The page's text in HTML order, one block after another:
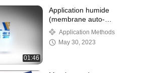
01:46
Application humide
(membrane auto-
adhésive de Bondsure
avec le ciment humide
pour faire le traitement
Application Methods
May 30, 2023